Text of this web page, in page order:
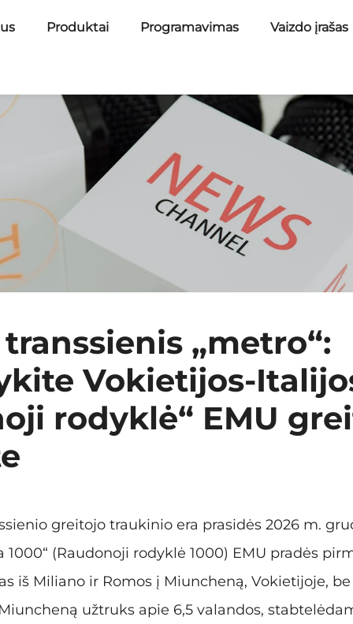
Produktai Programavimas Vaizdo įrašas
„metro“:
Vokietijos-
rodyklė“ EMU
greitojo traukinio era prasidės 2026 m.
1000“ (Raudonoji rodyklė 1000) EMU pradės
iš Miliano ir Romos į Miuncheną, Vokietijoje,
užtruks apie 6,5 valandos,